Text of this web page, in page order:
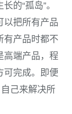
的“孤岛”。
以把所有产品
有产品时都不
高端产品，程
可完成。即便
己来解决所